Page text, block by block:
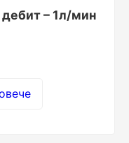
– 1л/мин